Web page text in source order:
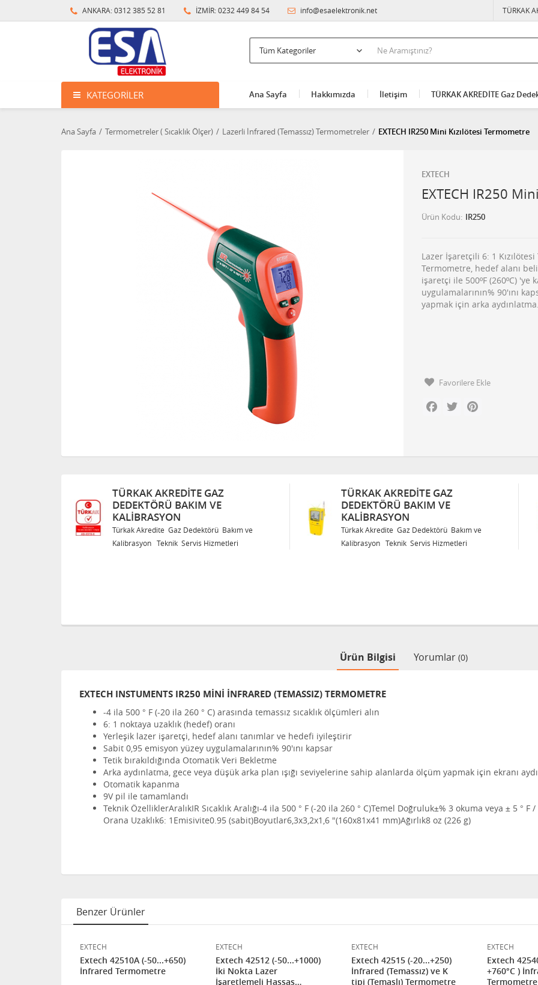
ANKARA: 0312 385 52 81 İZMİR: 0232 449 84 54 info@esaelektronik.net TÜRKAK
KATEGORILER Ana Sayfa Hakkımızda İletişim TÜRKAK AKREDİTE Gaz
Ana Sayfa Termometreler ( Sıcaklık Ölçer) Lazerli İnfrared (Temassız) Termometreler EXTECH IR250 Mini Kızılötesi Termometre
EXTECH
EXTECH IR250
Ürün Kodu IR250
Lazer İşaretçili 6: 1
Termometre, hedef alanı
işaretçi ile 500ºF (260ºC)
uygulamalarının% 90'ını
yapmak için arka aydınlatma.
Favorilere Ekle
Facebook
Twitter
Gaz Dedektörü Bakım ve
TÜRKAK AKREDITE GAZ
DEDEKTÖRÜ BAKIM VE
KALIBRASYON
Türkak Akredite Gaz Dedektörü Bakım ve
Kalibrasyon Teknik Servis Hizmetleri
TÜRKAK AKREDITE GAZ
DEDEKTÖRÜ BAKIM VE
KALIBRASYON
Türkak Akredite Gaz Dedektörü
Kalibrasyon Teknik Servis Hizmetleri
Ürün Bilgisi Yorumlar (0)
EXTECH INSTUMENTS IR250 MİNİ İNFRARED (TEMASSIZ) TERMOMETRE
-4 ila 500 ° F (-20 ila 260 ° C) arasında temassız sıcaklık ölçümleri alın
6: 1 noktaya uzaklık (hedef) oranı
Yerleşik lazer işaretçi, hedef alanı tanımlar ve hedefi iyileştirir
Sabit 0,95 emisyon yüzey uygulamalarının% 90'ını kapsar
Tetik bırakıldığında Otomatik Veri Bekletme
Arka aydınlatma, gece veya düşük arka plan ışığı seviyelerine sahip alanlarda ölçüm yapmak için ekranı
Otomatik kapanma
9V pil ile tamamlandı
Teknik ÖzelliklerAralıkIR Sıcaklık Aralığı-4 ila 500 ° F (-20 ila 260 ° C)Temel Doğruluk±% 3 okuma veya ± 5 ° F /
Orana Uzaklık6: 1 Emisivite0.95 (sabit)Boyutlar6,3x3,2x1,6 "(160x81x41 mm)Ağırlık8 oz (226 g)
Benzer Ürünler
EXTECH
Extech 42510A (-50...+650)
İnfrared Termometre
EXTECH
Extech 42512 (-50...+1000)
İki Nokta Lazer
İşaretlemeli Hassas
EXTECH
Extech 42515 (-20...+250)
İnfrared (Temassız) ve K
tipi (Temaslı) Termometre
EXTECH
Extech
+760°C )
Termometre